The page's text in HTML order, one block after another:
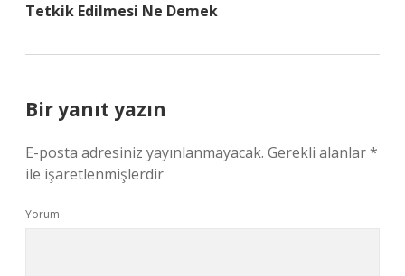
Tetkik Edilmesi Ne Demek
Bir yanıt yazın
E-posta adresiniz yayınlanmayacak. Gerekli alanlar*
ile işaretlenmişlerdir
Yorum